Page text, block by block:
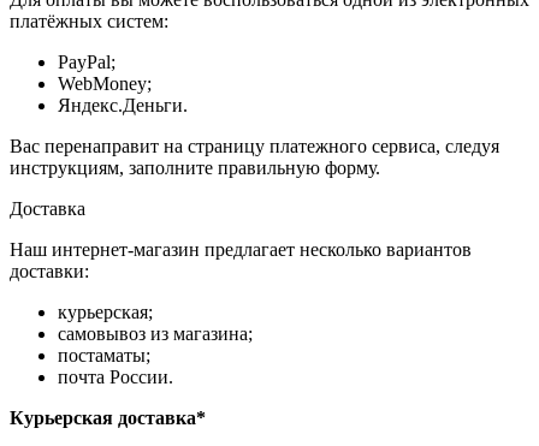
платёжных систем:
PayPal;
WebMoney;
Яндекс.Деньги.
Вас перенаправит на страницу платежного сервиса, следуя
инструкциям, заполните правильную форму.
Доставка
Наш интернет-магазин предлагает несколько вариантов
доставки:
курьерская;
самовывоз из магазина;
постаматы;
почта России.
Курьерская доставка*